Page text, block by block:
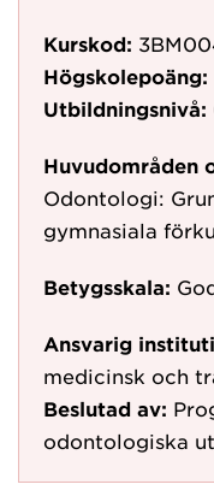
Kurskod:
Högskolepoäng:
Utbildningsnivå:
Huvudområden
Odontologi:
gymnasiala
Betygsskala:
Ansvarig
medicinsk och
Beslutad av:
odontologiska